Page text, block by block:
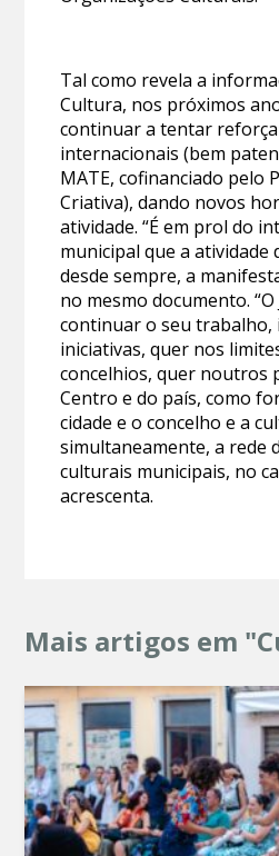
Tal como revela a
Cultura, nos próximos
continuar a tentar
internacionais (bem
MATE, cofinanciado pelo
Criativa), dando novos
atividade. “É em prol do
municipal que a atividade
desde sempre, a
no mesmo documento. “O
continuar o seu
iniciativas, quer nos
concelhios, quer noutros
Centro e do país, como
cidade e o concelho e a
simultaneamente, a rede
culturais municipais, no
acrescenta.
Mais artigos em